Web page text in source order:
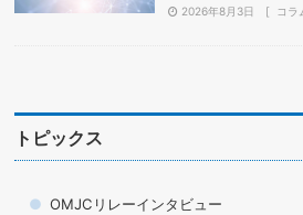
2026年8月3日 コラ
トピックス
OMJCリレーインタビュー